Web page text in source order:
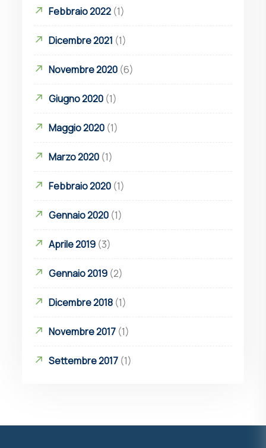
Febbraio 2022 (1)
Dicembre 2021 (1)
Novembre 2020 (6)
Giugno 2020 (1)
Maggio 2020 (1)
Marzo 2020 (1)
Febbraio 2020 (1)
Gennaio 2020 (1)
Aprile 2019 (3)
Gennaio 2019 (2)
Dicembre 2018 (1)
Novembre 2017 (1)
Settembre 2017 (1)